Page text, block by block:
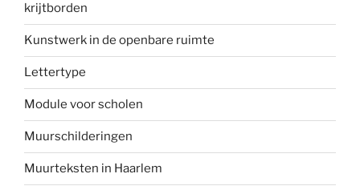
krijtborden
Kunstwerk in de openbare ruimte
Lettertype
Module voor scholen
Muurschilderingen
Muurteksten in Haarlem